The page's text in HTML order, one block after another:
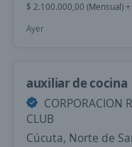
$ 2.100.000,00 (Mensual)
Ayer
auxiliar de cocina
CORPORACION
CLUB
Cúcuta, Norte de